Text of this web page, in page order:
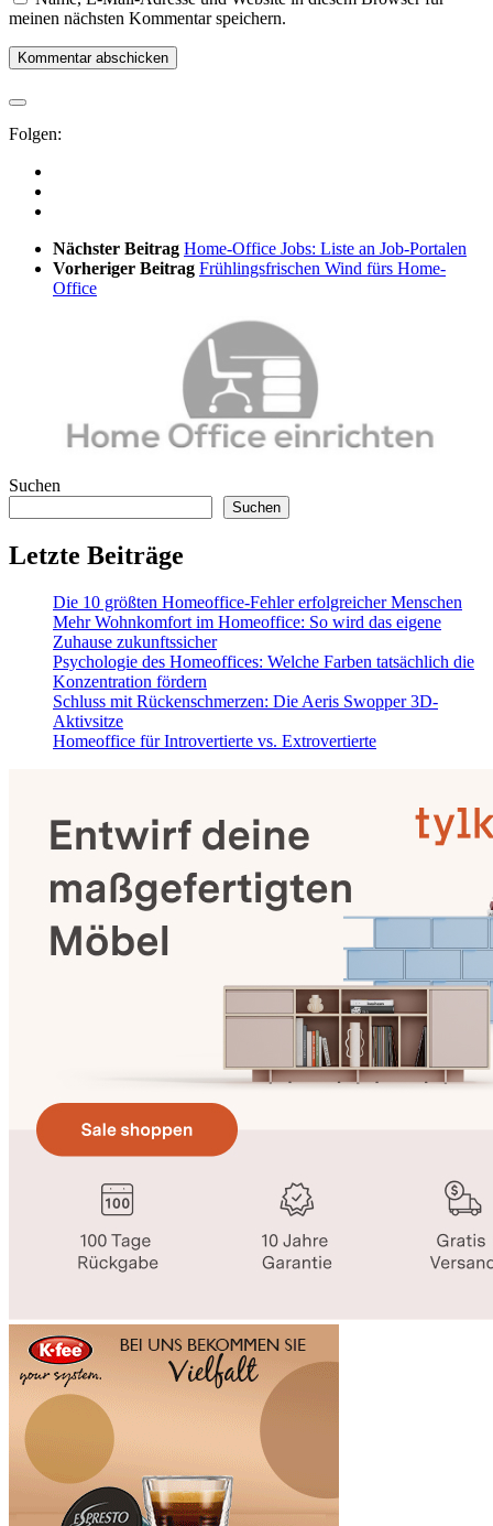
meinen nächsten Kommentar speichern.
Folgen:
Nächster Beitrag Home-Office Jobs: Liste an Job-Portalen
Vorheriger Beitrag Frühlingsfrischen Wind fürs Home-
Office
Suchen
Suchen
Letzte Beiträge
Die 10 größten Homeoffice-Fehler erfolgreicher Menschen
Mehr Wohnkomfort im Homeoffice: So wird das eigene
Zuhause zukunftssicher
Psychologie des Homeoffices: Welche Farben tatsächlich die
Konzentration fördern
Schluss mit Rückenschmerzen: Die Aeris Swopper 3D-
Aktivsitze
Homeoffice für Introvertierte vs. Extrovertierte